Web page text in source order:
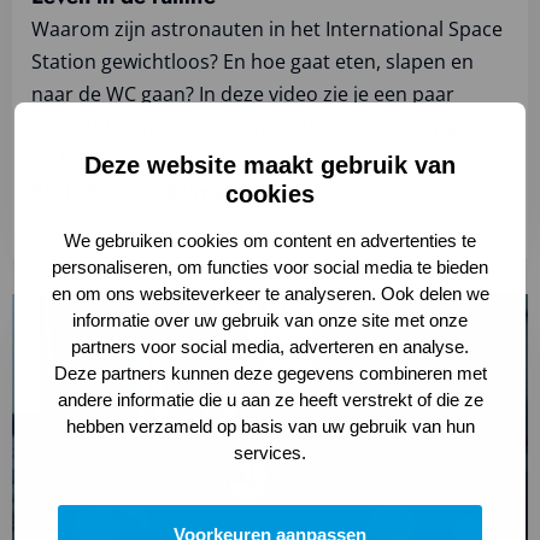
Deze website maakt gebruik van
cookies
We gebruiken cookies om content en advertenties te
personaliseren, om functies voor social media te bieden
en om ons websiteverkeer te analyseren. Ook delen we
informatie over uw gebruik van onze site met onze
partners voor social media, adverteren en analyse.
Deze partners kunnen deze gegevens combineren met
andere informatie die u aan ze heeft verstrekt of die ze
hebben verzameld op basis van uw gebruik van hun
services.
Voorkeuren aanpassen
Waarom zijn astronauten in het International Space
Station gewichtloos? En hoe gaat eten, slapen en
naar de WC gaan? In deze video zie je een paar
dit te laten ervaren.
Po 4 - 5 - 6 - 7 - 8 Vmbo 1 - 2
Bekijk
videotraining